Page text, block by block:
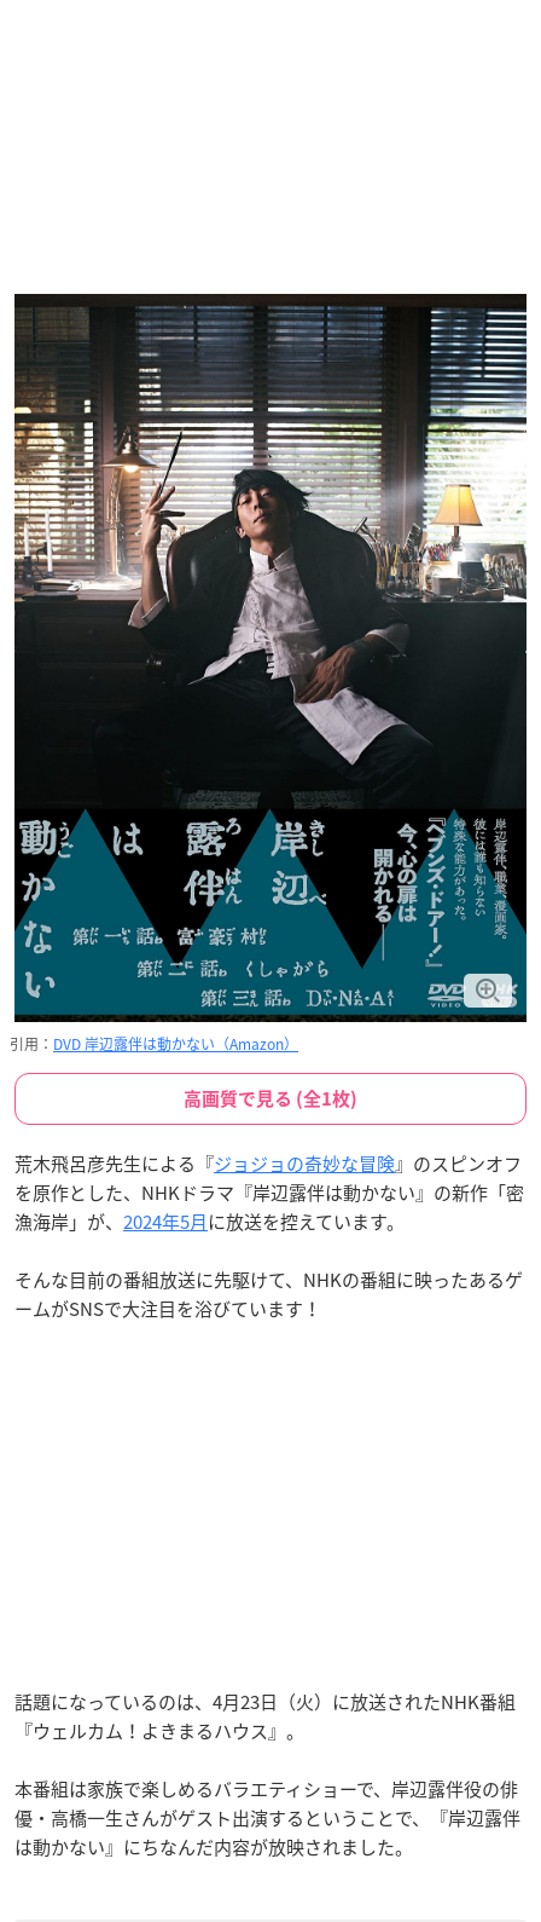
引用： DVD 岸辺露伴は動かない（Amazon）
高画質で見る (全1枚)
荒木飛呂彦先生による『ジョジョの奇妙な冒険』のスピンオフ
を原作とした、NHKドラマ『岸辺露伴は動かない』の新作「密
漁海岸」が、 2024年5月に放送を控えています。
そんな目前の番組放送に先駆けて、NHKの番組に映ったあるゲ
ームがSNSで大注目を浴びています！
話題になっているのは、4月23日（火）に放送されたNHK番組
『ウェルカム！よきまるハウス』。
本番組は家族で楽しめるバラエティショーで、岸辺露伴役の俳
優・高橋一生さんがゲスト出演するということで、『岸辺露伴
は動かない』にちなんだ内容が放映されました。